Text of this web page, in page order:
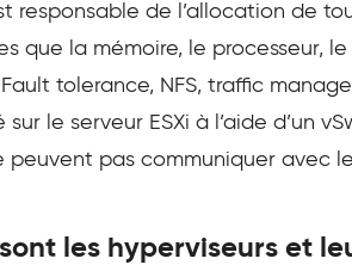
responsable de l’allocation de
que la mémoire, le processeur,
tolerance, NFS, traffic
le serveur ESXi à l’aide d’un
peuvent pas communiquer avec le
les hyperviseurs et